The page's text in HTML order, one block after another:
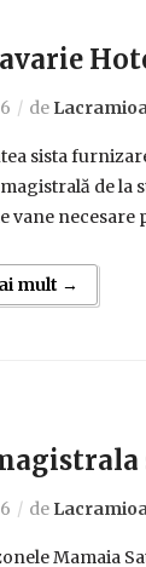
de
sista
de la
vane
mult →
de
Mamaia